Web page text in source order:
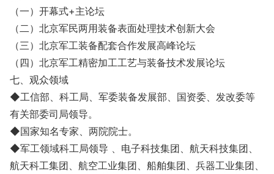
（一）开幕式+主论坛
（二）北京军民两用装备表面处理技术创新大会
（三）北京军工装备配套合作发展高峰论坛
（四）北京军工精密加工工艺与装备技术发展论坛
七、观众领域
◆工信部、科工局、军委装备发展部、国资委、发改委等
有关部委司局领导。
◆国家知名专家、两院院士。
◆军工领域科工局领导 、电子科技集团、航天科技集团、
航天科工集团、航空工业集团、船舶集团、兵器工业集团、